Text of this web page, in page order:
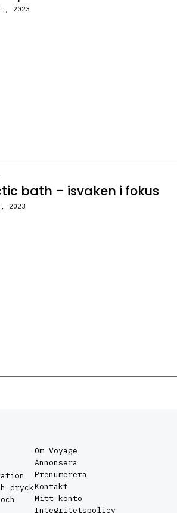
2023
bath – isvaken i fokus
2023
dryck
Om Voyage
Annonsera
Prenumerera
Kontakt
Mitt konto
Integritetspolicy